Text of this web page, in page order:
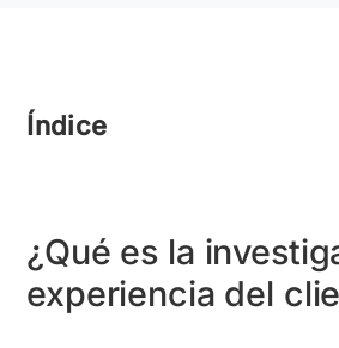
Índice
¿Qué es la
experiencia del